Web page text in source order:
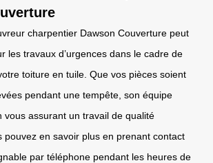
charpentier Dawson Couverture peut
les travaux d’urgences dans le cadre de
toiture en tuile. Que vos pièces soient
pendant une tempête, son équipe
vous assurant un travail de qualité
pouvez en savoir plus en prenant contact
par téléphone pendant les heures de